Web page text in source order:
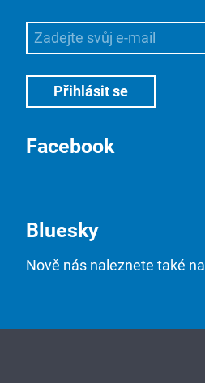
Facebook
Bluesky
Nově nás naleznete také na